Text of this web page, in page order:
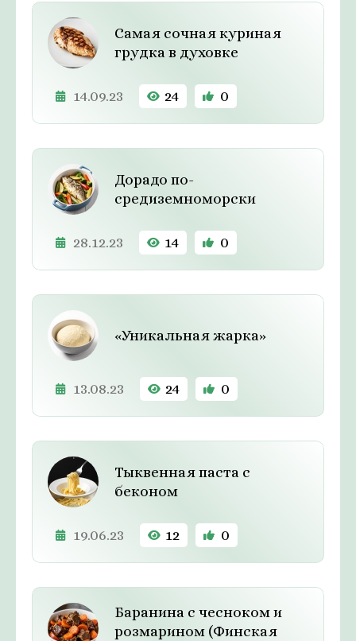
Самая сочная куриная
грудка в духовке
14.09.23 24 0
Дорадо по-
средиземноморски
28.12.23 14 0
«Уникальная жарка»
13.08.23 24 0
Тыквенная паста с
беконом
19.06.23 12 0
Баранина с чесноком и
розмарином (Финская